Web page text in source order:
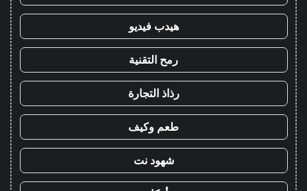
هيدب فيديو
رمح التقنية
رذاذ التجارة
طعم وكيف
شهود نت